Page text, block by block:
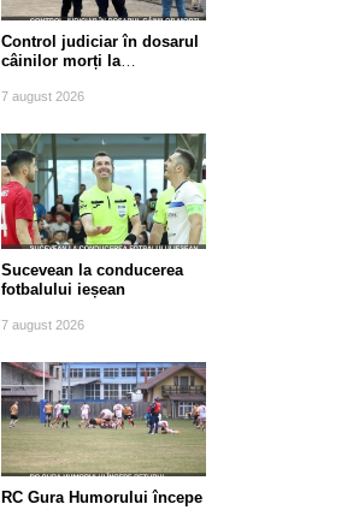
Control judiciar în dosarul
câinilor morți la
Suceava
7 august 2026
Sucevean la conducerea
fotbalului ieșean
7 august 2026
RC Gura Humorului începe